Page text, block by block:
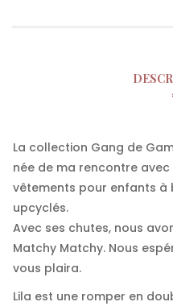
La collection Gang de
née de ma rencontre avec
vêtements pour enfants à
upcyclés.
Avec ses chutes, nous
Matchy Matchy. Nous
vous plaira.
Lila est une romper en